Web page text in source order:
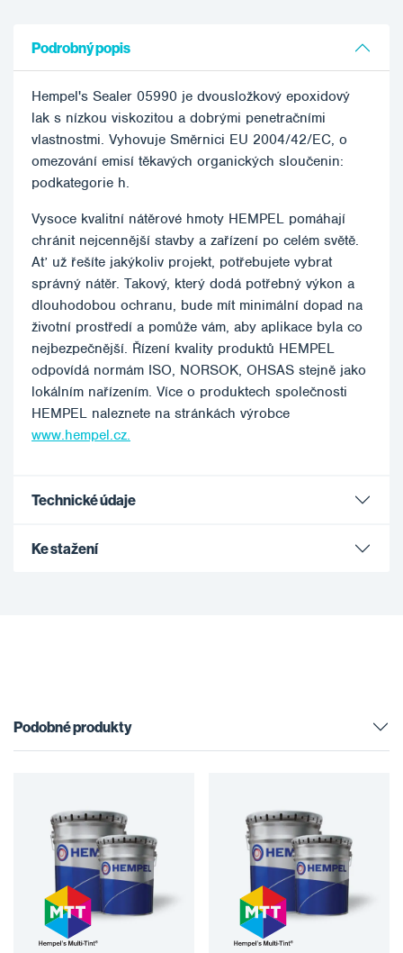
Podrobný popis
Hempel's Sealer 05990 je dvousložkový epoxidový
lak s nízkou viskozitou a dobrými penetračními
vlastnostmi. Vyhovuje Směrnici EU 2004/42/EC, o
omezování emisí těkavých organických sloučenin:
podkategorie h.
Vysoce kvalitní nátěrové hmoty HEMPEL pomáhají
chránit nejcennější stavby a zařízení po celém světě.
Ať už řešíte jakýkoliv projekt, potřebujete vybrat
správný nátěr. Takový, který dodá potřebný výkon a
dlouhodobou ochranu, bude mít minimální dopad na
životní prostředí a pomůže vám, aby aplikace byla co
nejbezpečnější. Řízení kvality produktů HEMPEL
odpovídá normám ISO, NORSOK, OHSAS stejně jako
lokálním nařízením. Více o produktech společnosti
HEMPEL naleznete na stránkách výrobce
www.hempel.cz.
Technické údaje
Ke stažení
Podobné produkty